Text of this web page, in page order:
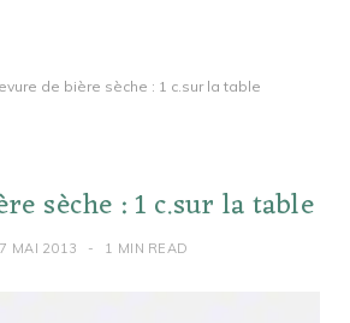
de bière sèche : 1 c.sur la table
sèche : 1 c.sur la table
7 MAI 2013 1 MIN READ